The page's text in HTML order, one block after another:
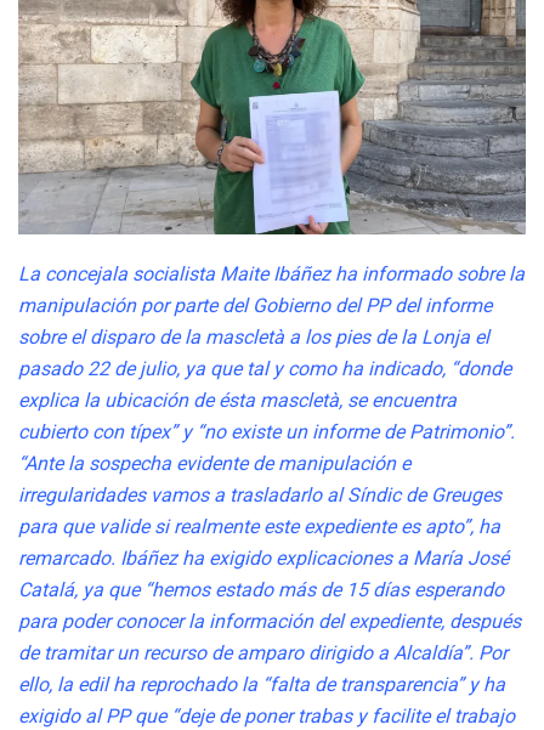
La concejala socialista Maite Ibáñez ha informado sobre la
manipulación por parte del Gobierno del PP del informe
sobre el disparo de la mascletà a los pies de la Lonja el
pasado 22 de julio, ya que tal y como ha indicado, “donde
explica la ubicación de ésta mascletà, se encuentra
cubierto con típex” y “no existe un informe de Patrimonio”.
“Ante la sospecha evidente de manipulación e
irregularidades vamos a trasladarlo al Síndic de Greuges
para que valide si realmente este expediente es apto”, ha
remarcado. Ibáñez ha exigido explicaciones a María José
Catalá, ya que “hemos estado más de 15 días esperando
para poder conocer la información del expediente, después
de tramitar un recurso de amparo dirigido a Alcaldía”. Por
ello, la edil ha reprochado la “falta de transparencia” y ha
exigido al PP que “deje de poner trabas y facilite el trabajo